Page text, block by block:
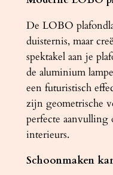
B
O
2
z
w
a
r
t
a
De LOBO
duisternis, maar
spektakel aan je
de aluminium
een futuristisch
zijn geometrische
perfecte aanvulling
interieurs.
Schoonmaken